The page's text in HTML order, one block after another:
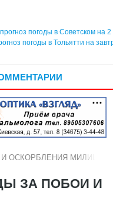
погоды в Советском на
погоды в Тольятти на
ОСКОРБЛЕНИЯ
ЗА ПОБОИ И